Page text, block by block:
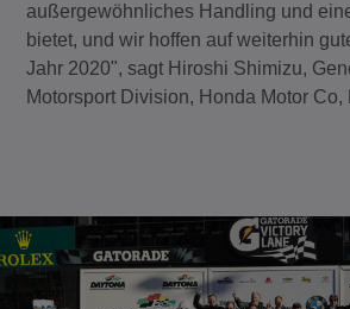
außergewöhnliches Handling und
bietet, und wir hoffen auf weiterhin
Jahr 2020", sagt Hiroshi Shimizu,
Motorsport Division, Honda Motor Co,